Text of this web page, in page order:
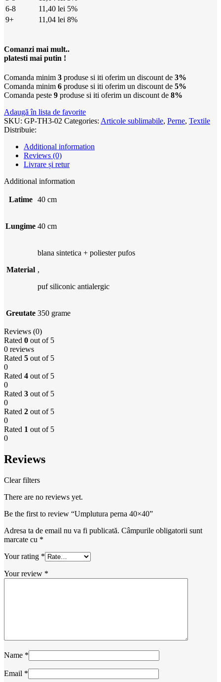
6-8
11,40 lei 5%
9+
11,04 lei 8%
Comanzi mai mult..
platesti mai putin !
Comanda minim 3 produse si iti oferim un discount de 3%
Comanda minim 6 produse si iti oferim un discount de 5%
Comanda peste 9 produse si iti oferim un discount de 8%
Adaugă în lista de favorite
SKU: GP-TH3-02 Categories: Articole sublimabile, Perne, Textile
Distribuie:
Additional information
Reviews (0)
Livrare și retur
Additional information
Latime 40 cm
Lungime 40 cm
Material
blana sintetica + poliester pufos
,
puf siliconic antialergic
Greutate 350 grame
Reviews (0)
Rated 0 out of 5
0 reviews
Rated 5 out of 5
0
Rated 4 out of 5
0
Rated 3 out of 5
0
Rated 2 out of 5
0
Rated 1 out of 5
0
Reviews
Clear filters
There are no reviews yet.
Be the first to review “Umplutura perna 40×40”
Adresa ta de email nu va fi publicată. Câmpurile obligatorii sunt
marcate cu *
Your rating *
Your review *
Name *
Email *